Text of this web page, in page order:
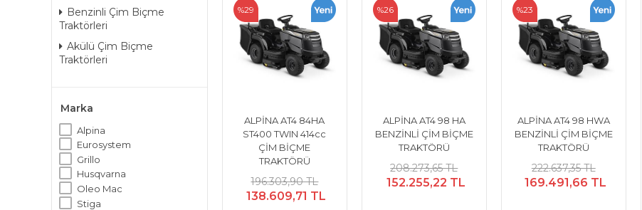
Benzinli Çim Biçme
Traktörleri
Akülü Çim Biçme
Traktörleri
Marka
Alpina
Eurosystem
Grillo
Husqvarna
Oleo Mac
Stiga
ALPİNA AT4 84HA
ST400 TWIN 414cc
ÇİM BİÇME
TRAKTÖRÜ
196.303,90 TL
138.609,71 TL
%29
ALPİNA AT4 98 HA
BENZİNLİ ÇİM BİÇME
TRAKTÖRÜ
208.273,65 TL
152.255,22 TL
%26
ALPİNA AT4 98 HWA
BENZİNLİ ÇİM BİÇME
TRAKTÖRÜ
222.637,35 TL
169.491,66 TL
%23